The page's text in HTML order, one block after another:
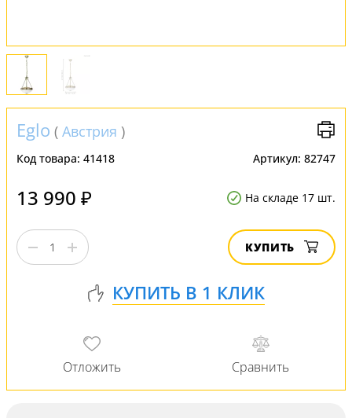
Eglo ( Австрия )
Код товара: 41418 Артикул: 82747
13 990 ₽ На складе 17 шт.
КУПИТЬ